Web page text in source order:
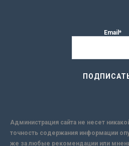
Email*
Администрация сайта не несет
точность содержания информации
же за любые рекомендации или